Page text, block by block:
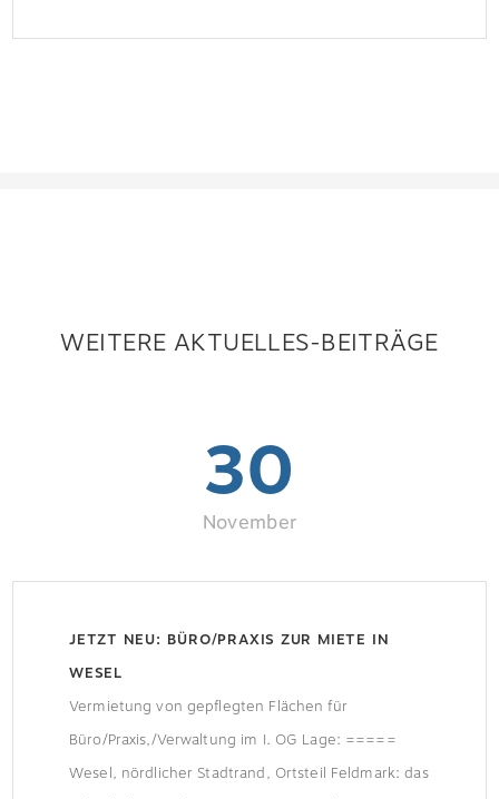
WEITERE AKTUELLES-BEITRÄGE
30
November
JETZT NEU: BÜRO/PRAXIS ZUR MIETE IN
WESEL
Vermietung von gepflegten Flächen für
Büro/Praxis,/Verwaltung im I. OG Lage: =====
Wesel, nördlicher Stadtrand, Ortsteil Feldmark: das